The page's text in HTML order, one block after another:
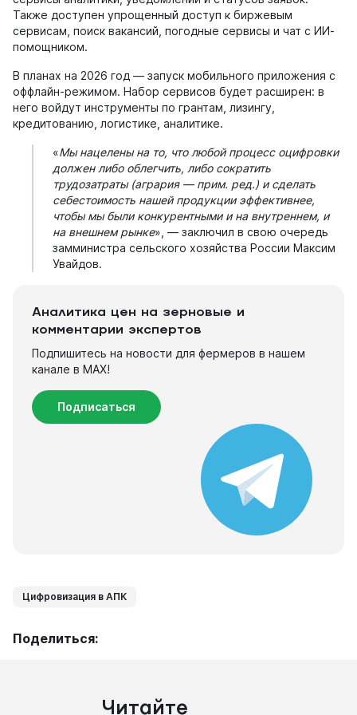
Также доступен упрощенный доступ к биржевым
сервисам, поиск вакансий, погодные сервисы и чат с ИИ-
помощником.
В планах на 2026 год — запуск мобильного приложения с
оффлайн-режимом. Набор сервисов будет расширен: в
него войдут инструменты по грантам, лизингу,
кредитованию, логистике, аналитике.
«Мы нацелены на то, что любой процесс оцифровки
должен либо облегчить, либо сократить
трудозатраты (агрария — прим. ред.) и сделать
себестоимость нашей продукции эффективнее,
чтобы мы были конкурентными и на внутреннем, и
на внешнем рынке», — заключил в свою очередь
замминистра сельского хозяйства России Максим
Увайдов.
Аналитика цен на зерновые и
комментарии экспертов
Подпишитесь на новости для фермеров в нашем
канале в МАХ!
Подписаться
Цифровизация в АПК
Поделиться:
Читайте